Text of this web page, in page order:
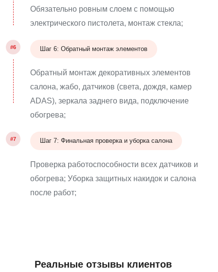
Обязательно ровным слоем с помощью
электрического пистолета, монтаж стекла;
#6 Шаг 6: Обратный монтаж элементов
Обратный монтаж декоративных элементов
салона, жабо, датчиков (света, дождя, камер
ADAS), зеркала заднего вида, подключение
обогрева;
#7 Шаг 7: Финальная проверка и уборка салона
Проверка работоспособности всех датчиков и
обогрева; Уборка защитных накидок и салона
после работ;
Реальные отзывы клиентов